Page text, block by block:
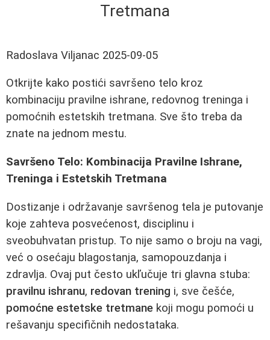
Tretmana
Radoslava Viljanac 2025-09-05
Otkrijte kako postići savršeno telo kroz
kombinaciju pravilne ishrane, redovnog treninga i
pomoćnih estetskih tretmana. Sve što treba da
znate na jednom mestu.
Savršeno Telo: Kombinacija Pravilne Ishrane,
Treninga i Estetskih Tretmana
Dostizanje i održavanje savršenog tela je putovanje
koje zahteva posvećenost, disciplinu i
sveobuhvatan pristup. To nije samo o broju na vagi,
već o osećaju blagostanja, samopouzdanja i
zdravlja. Ovaj put često ukľučuje tri glavna stuba:
pravilnu ishranu, redovan trening i, sve češće,
pomoćne estetske tretmane koji mogu pomoći u
rešavanju specifičnih nedostataka.